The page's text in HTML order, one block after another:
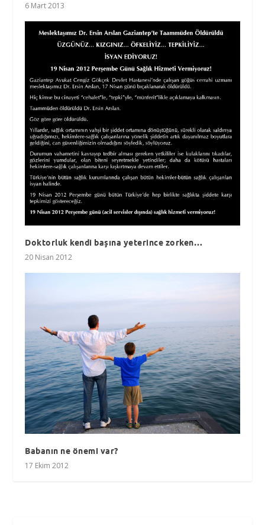
6 Mart 2013
Doktorluk kendi başına yeterince zorken…
20 Nisan 2012
Babanın ne önemi var?
17 Ekim 2012